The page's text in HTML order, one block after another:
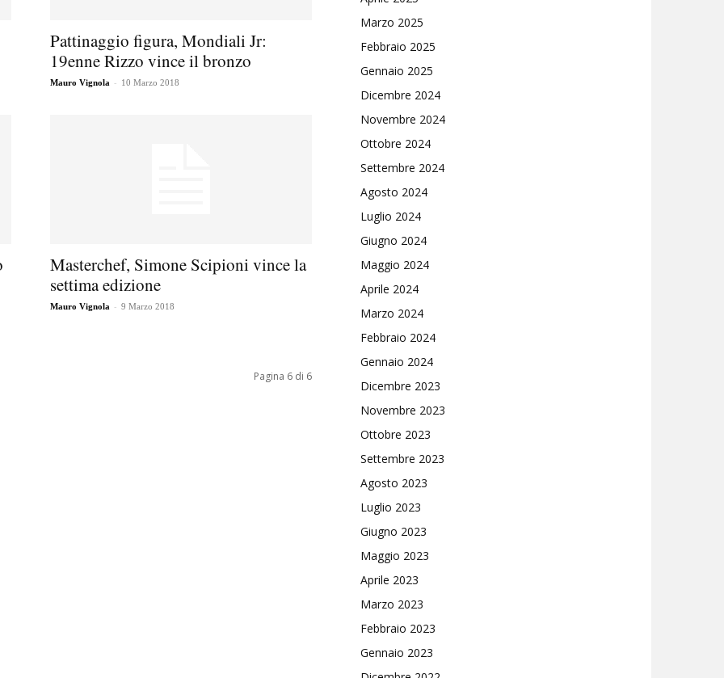
Pattinaggio figura, Mondiali Jr:
19enne Rizzo vince il bronzo
Mauro Vignola - 10 Marzo 2018
Masterchef, Simone Scipioni vince la
settima edizione
Mauro Vignola - 9 Marzo 2018
Pagina 6 di 6
Marzo 2025
Febbraio 2025
Gennaio 2025
Dicembre 2024
Novembre 2024
Ottobre 2024
Settembre 2024
Agosto 2024
Luglio 2024
Giugno 2024
Maggio 2024
Aprile 2024
Marzo 2024
Febbraio 2024
Gennaio 2024
Dicembre 2023
Novembre 2023
Ottobre 2023
Settembre 2023
Agosto 2023
Luglio 2023
Giugno 2023
Maggio 2023
Aprile 2023
Marzo 2023
Febbraio 2023
Gennaio 2023